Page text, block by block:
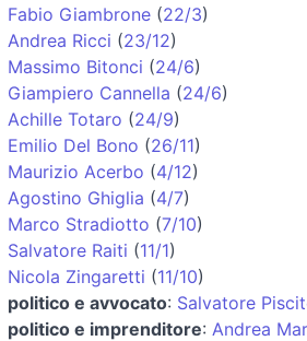
Fabio Giambrone (22/3)
Andrea Ricci (23/12)
Massimo Bitonci (24/6)
Giampiero Cannella (24/6)
Achille Totaro (24/9)
Emilio Del Bono (26/11)
Maurizio Acerbo (4/12)
Agostino Ghiglia (4/7)
Marco Stradiotto (7/10)
Salvatore Raiti (11/1)
Nicola Zingaretti (11/10)
politico e avvocato: Salvatore
politico e imprenditore: Andrea